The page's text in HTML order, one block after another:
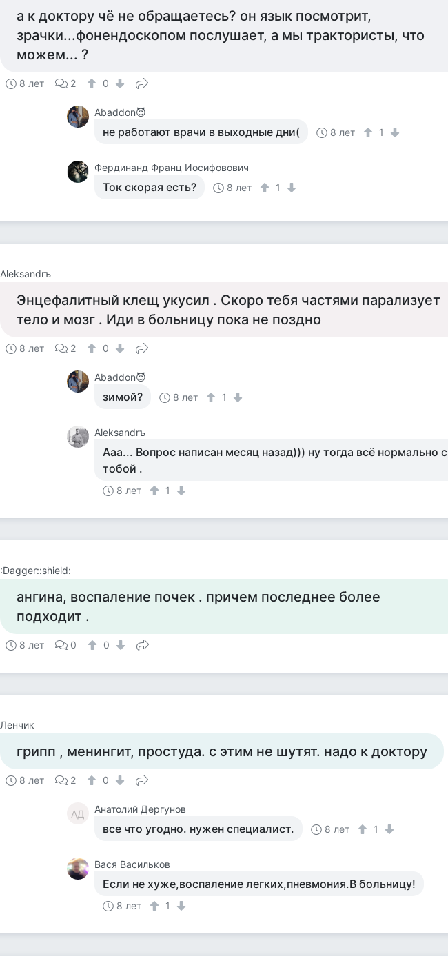
а к доктору чё не обращаетесь? он язык посмотрит,
зрачки...фонендоскопом послушает, а мы трактористы, что
можем... ?
8 лет 2 0
Abaddon😈
не работают врачи в выходные дни( 8 лет 1
Фердинанд Франц Иосифовович
Ток скорая есть? 8 лет 1
Aleksandrъ
Энцефалитный клещ укусил . Скоро тебя частями парализует
тело и мозг . Иди в больницу пока не поздно
8 лет 2 0
Abaddon😈
зимой? 8 лет 1
Aleksandrъ
Ааа... Вопрос написан месяц назад))) ну тогда всё нормально с
тобой .
8 лет 1
:Dagger::shield:
ангина, воспаление почек . причем последнее более
подходит .
8 лет 0 0
Ленчик
грипп , менингит, простуда. с этим не шутят. надо к доктору
8 лет 2 0
АД Анатолий Дергунов
все что угодно. нужен специалист. 8 лет 1
Вася Васильков
Если не хуже,воспаление легких,пневмония.В больницу!
8 лет 1